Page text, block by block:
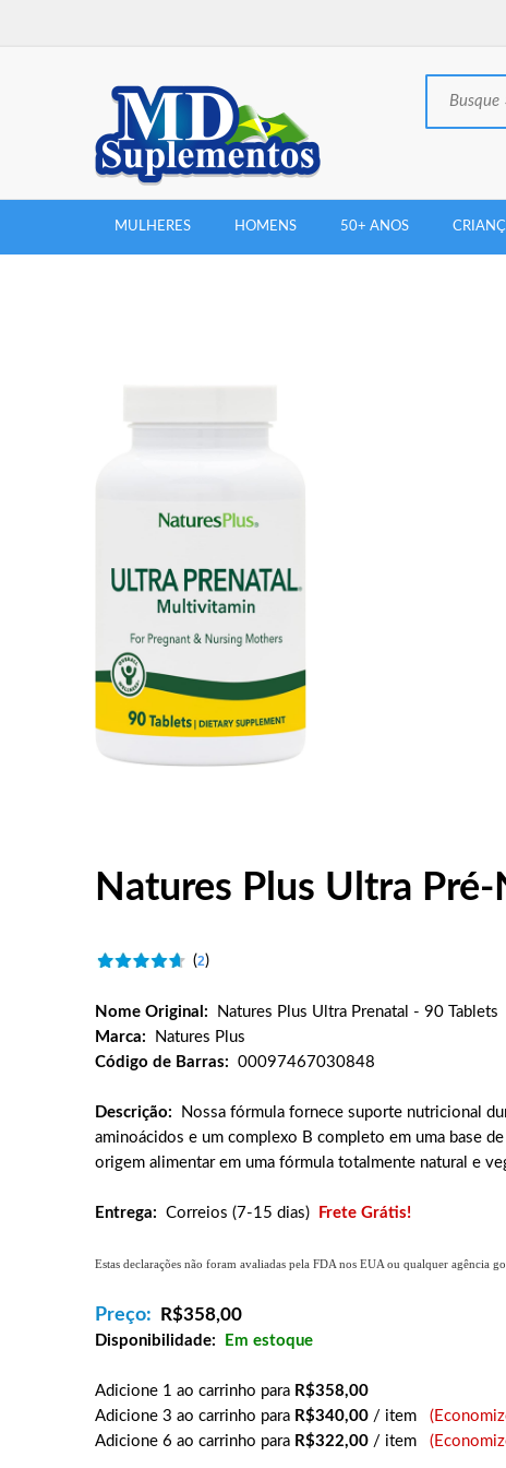
MULHERES HOMENS 50+ ANOS
Natures Plus Ultra
(2)
Nome Original:
Natures Plus Ultra Prenatal - 90 Tablets
Marca:
Natures Plus
Código de Barras: 00097467030848
Descrição:
Nossa fórmula fornece suporte nutricional
aminoácidos e um complexo B completo em uma base
origem alimentar em uma fórmula totalmente natural e
Entrega: Correios (7-15 dias) Frete Grátis!
Estas declarações não foram avaliadas pela FDA nos EUA ou qualquer agência
Preço: R$358,00
Disponibilidade: Em estoque
Adicione 1 ao carrinho para R$358,00
Adicione 3 ao carrinho para R$340,00 / item
Adicione 6 ao carrinho para R$322,00 / item